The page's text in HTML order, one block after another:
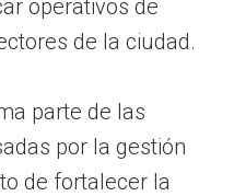
operativos de
de la ciudad.
parte de las
por la gestión
de fortalecer la